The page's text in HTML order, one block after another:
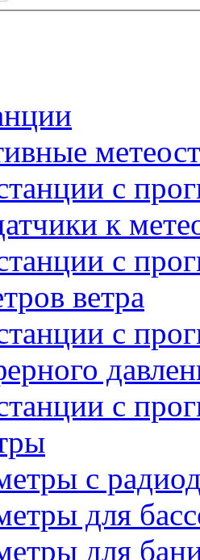
с
к
с
ветра
с
с
с
для
для